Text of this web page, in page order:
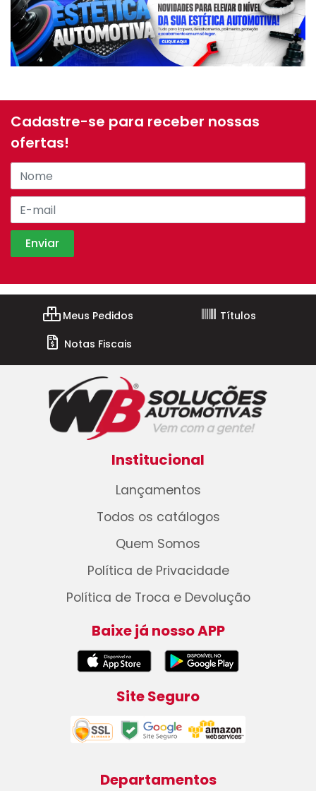
Cadastre-se para receber nossas
ofertas!
Meus Pedidos
Títulos
Notas Fiscais
Institucional
Lançamentos
Todos os catálogos
Quem Somos
Política de Privacidade
Política de Troca e Devolução
Baixe já nosso APP
Site Seguro
Departamentos